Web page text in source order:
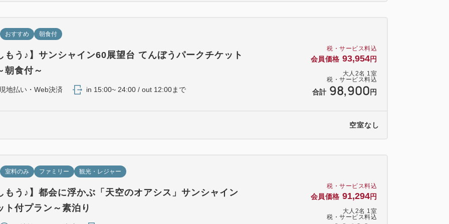
税・サービス料込
会員価格 93,954円
大人 2名 1室
税・サービス料込
合計 98,900 円
おすすめ 朝食付
もう♪】サンシャイン60展望台 てんぼうパークチケット
朝食付～
地払い・Web決済 in 15:00~ 24:00 / out 12:00まで
空室なし
税・サービス料込
会員価格 91,294円
大人 2名 1室
税・サービス料込
室料のみ ファミリー 観光・レジャー
もう♪】都会に浮かぶ「天空のオアシス」サンシャイン
ト付プラン～素泊り